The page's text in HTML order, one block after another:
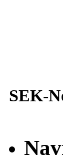
SEK-